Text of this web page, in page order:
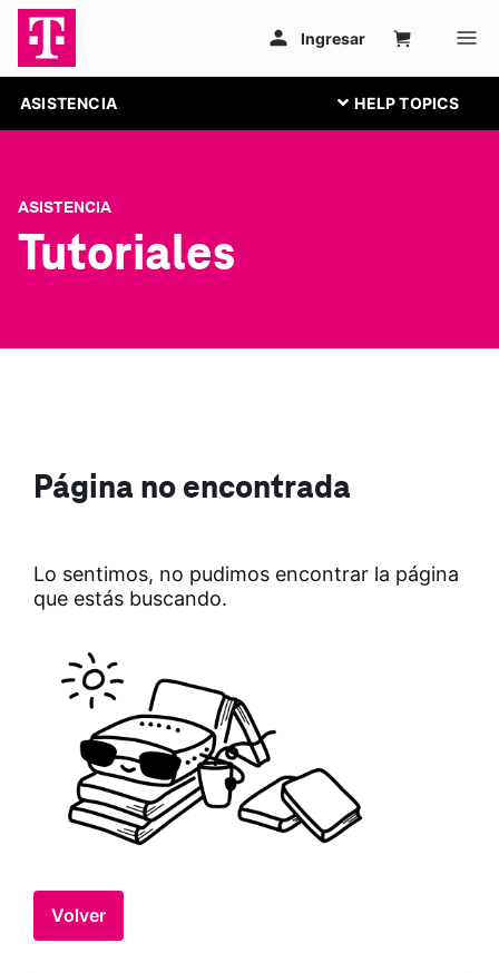
ASISTENCIA
ASISTENCIA
Tutoriales